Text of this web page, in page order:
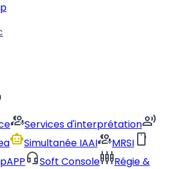
interpreter_modeServices d'interprétationrecord_voice_over
smart_toySimultanée IAAIinterpreter_modeMRSI smartphone
APPheadset_micSoft Consolesettings_input_componentRégie &